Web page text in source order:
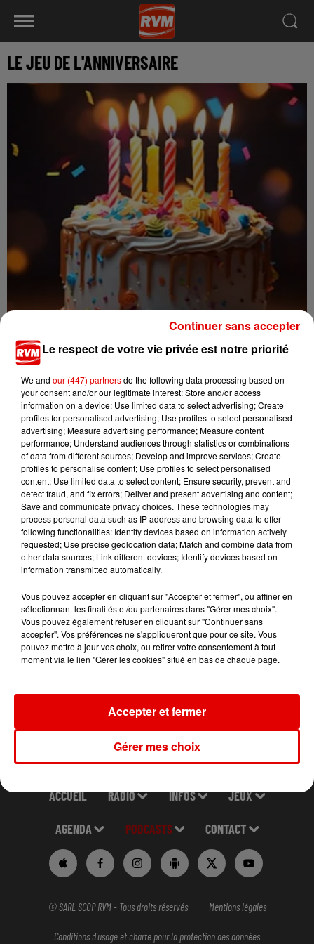
LE JEU DE L'ANNIVERSAIRE
LE JEU DE L'ANNIVERSAIRE
RVM
DU LUNDI AU VENDREDI
07h50
17h50
ACCUEIL RADIO INFOS JEUX
AGENDA PODCASTS CONTACT
© SARL SCOP RVM - Tous droits réservés Mentions légales
Conditions d'usage et charte pour la protection des données
Le respect de votre vie privée est notre priorité
We and our (447) partnersdo the following data processing based on
your consent and/or our legitimate interest: Store and/or access
information on a device; Use limited data to select advertising; Create
profiles for personalised advertising; Use profiles to select personalised
advertising; Measure advertising performance; Measure content
performance; Understand audiences through statistics or combinations
of data from different sources; Develop and improve services; Create
profiles to personalise content; Use profiles to select personalised
content; Use limited data to select content; Ensure security, prevent and
detect fraud, and fix errors; Deliver and present advertising and content;
Save and communicate privacy choices. These technologies may
process personal data such as IP address and browsing data to offer
following functionalities: Identify devices based on information actively
requested; Use precise geolocation data; Match and combine data from
other data sources; Link different devices; Identify devices based on
information transmitted automatically.
Vous pouvez accepter en cliquant sur "Accepter et fermer", ou affiner en
sélectionnant les finalités et/ou partenaires dans "Gérer mes choix".
Vous pouvez également refuser en cliquant sur "Continuer sans
accepter". Vos préférences ne s'appliqueront que pour ce site. Vous
pouvez mettre à jour vos choix, ou retirer votre consentement à tout
moment via le lien "Gérer les cookies" situé en bas de chaque page.
Gérer mes choix
Accepter et fermer
Continuer sans accepter